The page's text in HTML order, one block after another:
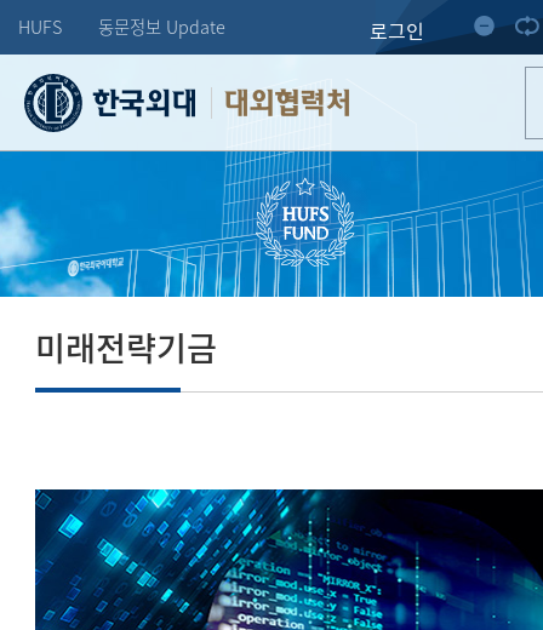
HUFS 동문정보 Update 로그인
대외협력처
미래전략기금